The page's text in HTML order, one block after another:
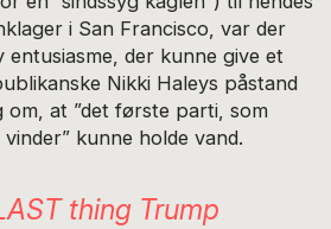
i San Francisco, var der
der kunne give et
Nikki Haleys påstand
at ”det første parti, som
kunne holde vand.
thing Trump